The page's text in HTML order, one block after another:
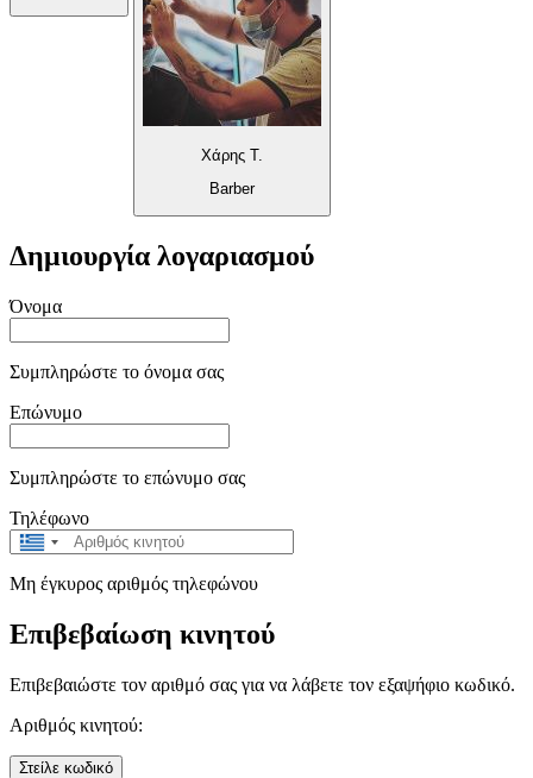
Χάρης Τ.
Barber
Δημιουργία λογαριασμού
Όνομα
Συμπληρώστε το όνομα σας
Επώνυμο
Συμπληρώστε το επώνυμο σας
Τηλέφωνο
Greece
Μη έγκυρος αριθμός τηλεφώνου
Επιβεβαίωση κινητού
Επιβεβαιώστε τον αριθμό σας για να λάβετε τον εξαψήφιο κωδικό.
Αριθμός κινητού:
Στείλε κωδικό